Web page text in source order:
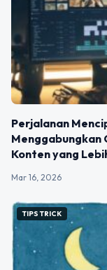
Perjalanan
Menggabungkan
Konten yang
Mar 16, 2026
TIPS TRICK